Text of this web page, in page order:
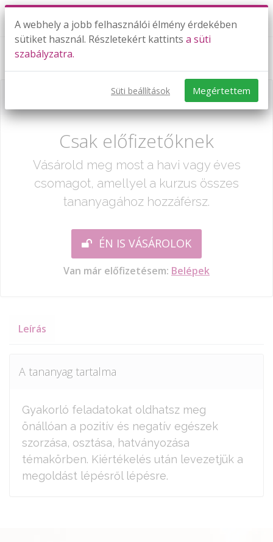
Műveletek egész számokkal
Már csak egy lépés:
Csak előfizetőknek
Vásárold meg most a havi vagy éves
csomagot, amellyel a kurzus összes
tananyagához hozzáférsz.
ÉN IS VÁSÁROLOK
Van már előfizetésem: Belépek
Leírás
A tananyag tartalma
Gyakorló feladatokat oldhatsz meg
önállóan a pozitív és negatív egészek
szorzása, osztása, hatványozása
témakörben. Kiértékelés után levezetjük a
megoldást lépésről lépésre.
A webhely a jobb felhasználói élmény érdekében
sütiket használ. Részletekért kattints a süti
szabályzatra.
Süti beállítások Megértettem